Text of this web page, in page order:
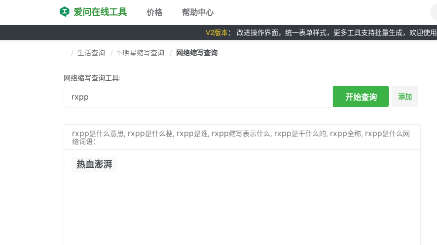
爱问在线工具 价格 帮助中心
V2版本： 改进操作界面，统一表单样式，更多工具支持批量生成，欢迎使用
生活查询 ✨明星缩写查询 网络缩写查询
网络缩写查询工具:
开始查询 添加
rxpp是什么意思, rxpp是什么梗, rxpp是谁, rxpp缩写表示什么, rxpp是干什么的, rxpp全称, rxpp是什么网
络词语：
热血澎湃